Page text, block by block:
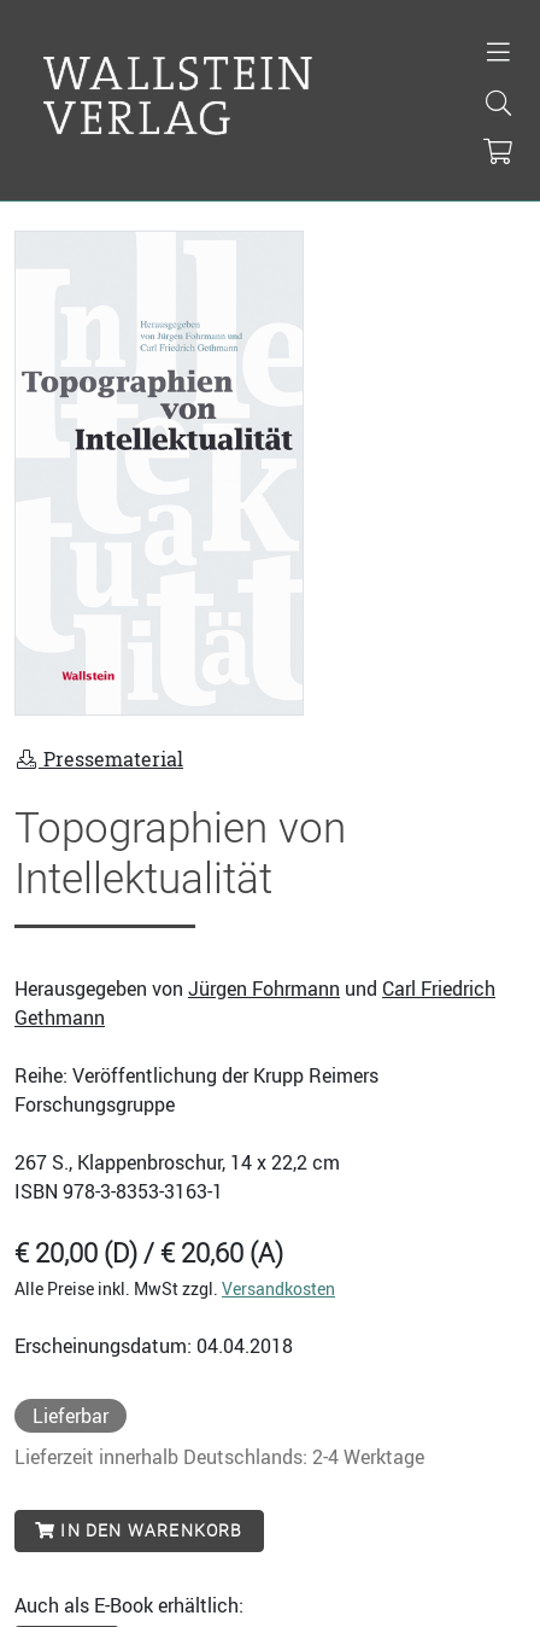
Pressematerial
Topographien von
Intellektualität
Herausgegeben von Jürgen Fohrmann und Carl Friedrich
Gethmann
Reihe: Veröffentlichung der Krupp Reimers
Forschungsgruppe
267 S., Klappenbroschur, 14 x 22,2 cm
ISBN 978-3-8353-3163-1
€ 20,00 (D) / € 20,60 (A)
Alle Preise inkl. MwSt zzgl. Versandkosten
Erscheinungsdatum: 04.04.2018
Lieferbar
Lieferzeit innerhalb Deutschlands: 2-4 Werktage
IN DEN WARENKORB
Auch als E-Book erhältlich: